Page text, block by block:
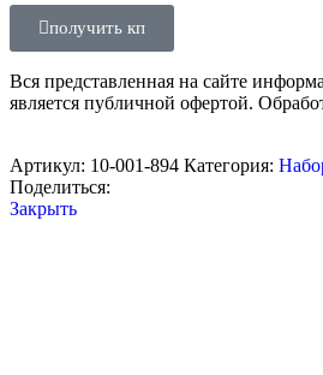
получить кп
Вся представленная на сайте
является публичной офертой.
Артикул: 10-001-894 Категория:
Поделиться:
Закрыть